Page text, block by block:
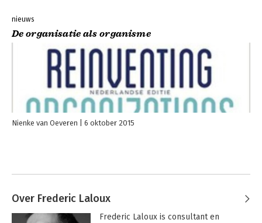
nieuws
De organisatie als organisme
Nienke van Oeveren 6 oktober 2015
Over Frederic Laloux
Frederic Laloux is consultant en